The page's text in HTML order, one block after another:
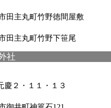
田主丸町竹野徳間屋敷
田主丸町竹野下笹尾
社
慶２・１１・１３